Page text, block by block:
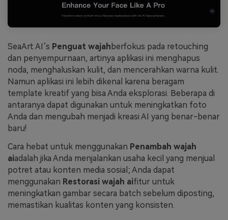
SeaArt AI’s Penguat wajah berfokus pada retouching
dan penyempurnaan, artinya aplikasi ini menghapus
noda, menghaluskan kulit, dan mencerahkan warna kulit.
Namun aplikasi ini lebih dikenal karena beragam
template kreatif yang bisa Anda eksplorasi. Beberapa di
antaranya dapat digunakan untuk meningkatkan foto
Anda dan mengubah menjadi kreasi AI yang benar-benar
baru!
Cara hebat untuk menggunakan Penambah wajah
aiadalah jika Anda menjalankan usaha kecil yang menjual
potret atau konten media sosial; Anda dapat
menggunakan Restorasi wajah aifitur untuk
meningkatkan gambar secara batch sebelum diposting,
memastikan kualitas konten yang konsisten.